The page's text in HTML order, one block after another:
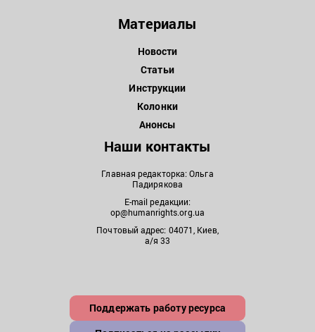
Материалы
Новости
Статьи
Инструкции
Колонки
Анонсы
Наши контакты
Главная редакторка: Ольга
Падирякова
E-mail редакции:
op@humanrights.org.ua
Почтовый адрес: 04071, Киев,
а/я 33
Поддержать работу ресурса